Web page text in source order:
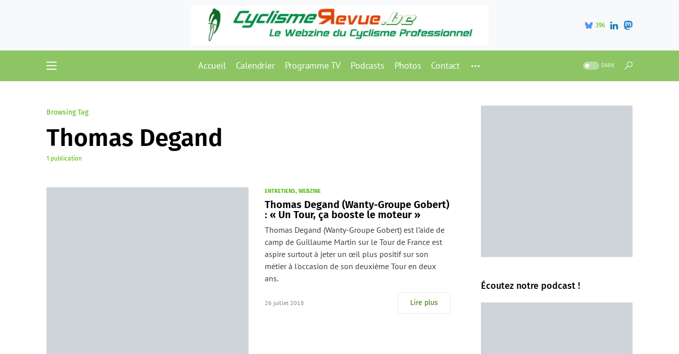
396
Accueil Calendrier Programme TV Podcasts Photos Contact DARK
Browsing Tag
Thomas Degand
1 publication
ENTRETIENS WEBZINE
Thomas Degand (Wanty-Groupe Gobert)
: « Un Tour, ça booste le moteur »
Thomas Degand (Wanty-Groupe Gobert) est l’aide de
camp de Guillaume Martin sur le Tour de France est
aspire surtout à jeter un œil plus positif sur son
métier à l'occasion de son deuxième Tour en deux
ans.
26 juillet 2018 Lire plus
Écoutez notre podcast !